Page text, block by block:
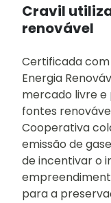
Cravil
renovável
Certificada
Energia
mercado livre e
fontes
Cooperativa
emissão de
de incentivar o
para a